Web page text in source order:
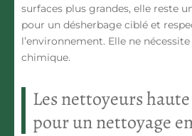
surfaces plus grandes, elle reste
pour un désherbage ciblé et
l’environnement. Elle ne
chimique.
Les nettoyeurs
pour un nettoyage